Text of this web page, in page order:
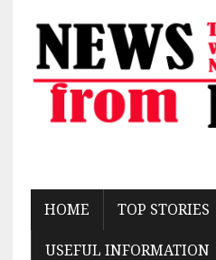
HOME TOP STORIES
USEFUL INFORMATION